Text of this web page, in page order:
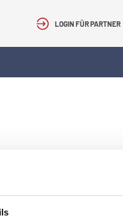
LOGIN FÜR PARTNER